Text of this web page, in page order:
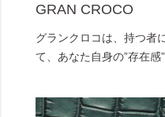
GRAN CROCO
グランクロコは、持つ者
て、あなた自身の”存在感